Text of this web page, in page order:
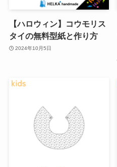
【ハロウィン】コウモリス
タイの無料型紙と作り方
2024年10月5日